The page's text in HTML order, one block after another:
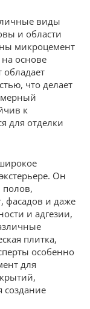
виды
и области
микроцемент
основе
что делает
к
для отделки
Он
полов,
фасадов и даже
и адгезии,
плитка,
особенно
для
создание